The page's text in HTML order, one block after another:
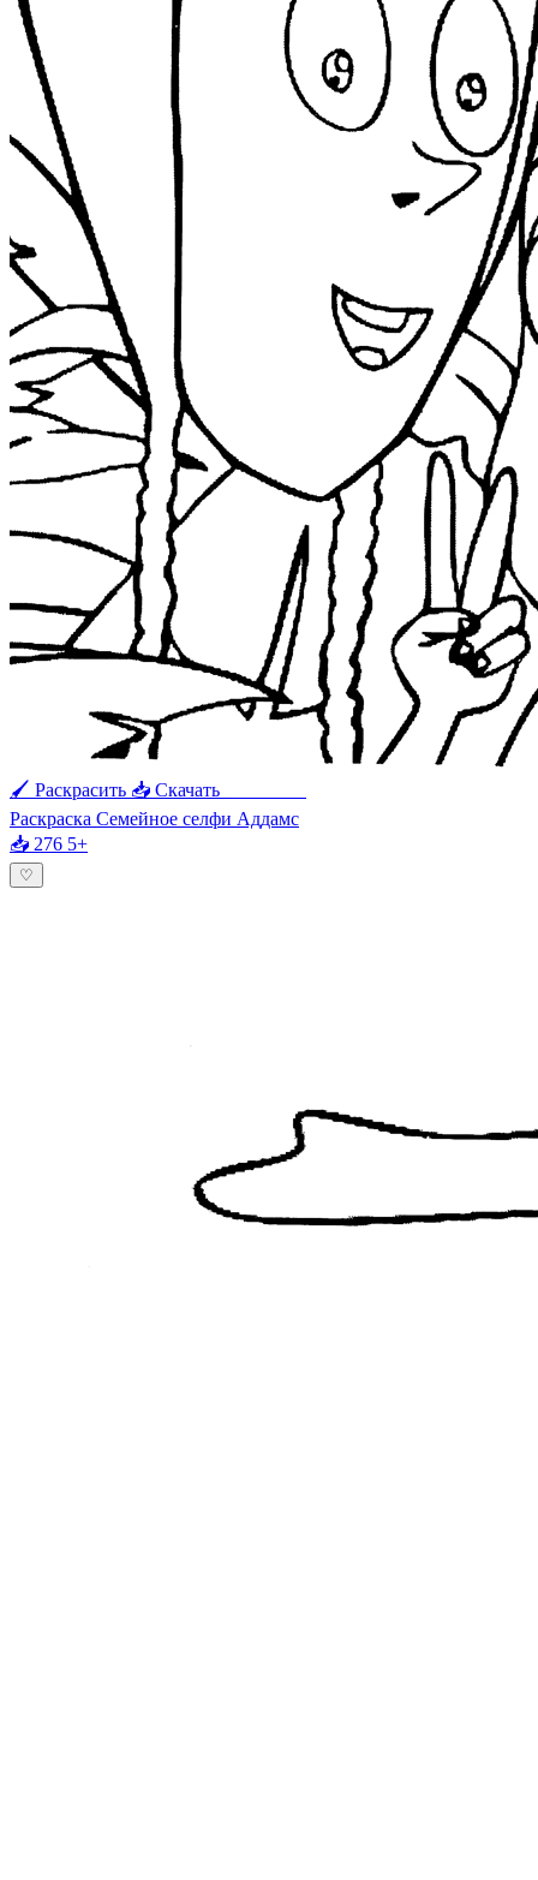
🖌 Раскрасить 📥 Скачать
Раскраска Семейное селфи Аддамс
📥 276 5+
♡